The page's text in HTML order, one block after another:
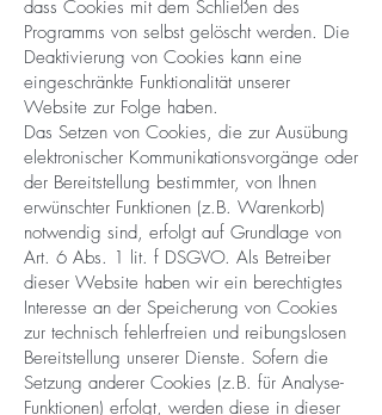
dass Cookies mit dem Schließen des
Programms von selbst gelöscht werden. Die
Deaktivierung von Cookies kann eine
eingeschränkte Funktionalität unserer
Website zur Folge haben.
Das Setzen von Cookies, die zur Ausübung
elektronischer Kommunikationsvorgänge oder
der Bereitstellung bestimmter, von Ihnen
erwünschter Funktionen (z.B. Warenkorb)
notwendig sind, erfolgt auf Grundlage von
Art. 6 Abs. 1 lit. f DSGVO. Als Betreiber
dieser Website haben wir ein berechtigtes
Interesse an der Speicherung von Cookies
zur technisch fehlerfreien und reibungslosen
Bereitstellung unserer Dienste. Sofern die
Setzung anderer Cookies (z.B. für Analyse-
Funktionen) erfolgt, werden diese in dieser